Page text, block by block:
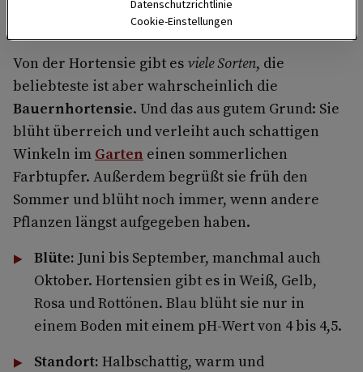
HIER MEHR ERFAHREN
Von der Hortensie gibt es viele Sorten, die
beliebteste ist aber wahrscheinlich die
Bauernhortensie. Und das aus gutem Grund: Sie
blüht überreich und verleiht auch schattigen
Winkeln im Garten einen sommerlichen
Farbtupfer. Außerdem begrüßt sie früh den
Sommer und blüht noch immer, wenn andere
Pflanzen längst aufgegeben haben.
Blüte: Juni bis September, manchmal auch
Oktober. Hortensien gibt es in Weiß, Gelb,
Rosa und Rottönen. Blau blüht sie nur in
einem Boden mit einem pH-Wert von 4 bis 4,5.
Standort: Halbschattig, warm und
Datenschutzrichtlinie
Cookie-Einstellungen